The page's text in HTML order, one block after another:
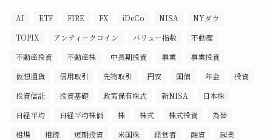
AI ETF FIRE FX iDeCo NISA
NYダウ
TOPIX
アンティークコイン バリュー指数
不動産
不動産投資
不動産株 中長期投資 事業
事業投資
仮想通貨
信用取引 先物取引 円安 国債 年金
投資
投資信託
投資基礎 政策保有株式 新NISA
日本株
日経平均
日経平均株価 株 株式 株式投資
為替
相場
相続 短期投資 米国株 経営者 融資
起業